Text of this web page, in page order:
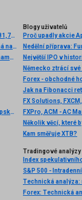
Erste: Autonomous Research mírně zvýšily cílovou cenu na 81,75 EUR při stávajícím doporučení
Francouzské volby: Marine Le Penová skončila, ale levice má na euro velký vliv
Káva klesá o 2 % pod tlakem vyšší očekávané nabídky z Vietnamu 📉
Odliv kapitálu z emerging markets již kompletně neguje evropské a japonské QE
Blogy uživatelů
Proč upadly akcie
Nedělní příprava:
Největší IPO v
Německo ztrácí
Forex - obchodné
Jak na Fibonacci
FX Solutions,
FXPro, ACM - AC
Kam směřuje XTB?
Tradingové analýzy
Index
S&P 500 -
Technická analýza:
Forex: Technická